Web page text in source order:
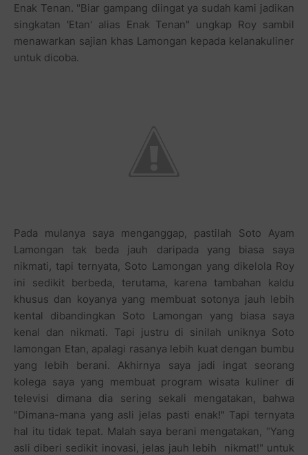
Enak Tenan. "Biar gampang diingat ya sudah kami jadikan
singkatan 'Etan' alias Enak Tenan" ungkap Roy sambil
menawarkan sajian khas Lamongan kepada kelanakuliner
untuk dicoba.
Pada mulanya saya menganggap, pastilah Soto Ayam
Lamongan tak beda jauh daripada yang biasa saya
nikmati, tapi ternyata, Soto Lamongan yang dikelola Roy
ini sedikit berbeda, terutama, karena tambahan kaldu
khusus dan koyanya yang membuat sotonya jauh lebih
kental dibandingkan Soto Lamongan yang biasa saya
kenal dan nikmati. Tapi justru di sinilah uniknya Soto
lamongan Etan, apalagi rasanya lebih kuat dengan bumbu
yang lebih berani. Akhirnya saya jadi ingat seorang
kolega saya yang membuat program wisata kuliner di
televisi dimana dia sering sekali mengatakan, bahwa
"Dimana-mana yang asli jelas pasti enak!" Tapi ternyata
hal itu tidak tepat. Malah saya berani mengatakan, "Yang
asli diberi sedikit inovasi, jelas jauh lebih nikmat!" untuk